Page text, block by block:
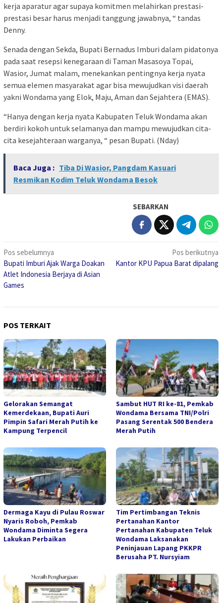
kerja aparatur agar supaya komitmen melahirkan prestasi-
prestasi besar harus menjadi tanggung jawabnya, “ tandas
Denny.
Senada dengan Sekda, Bupati Bernadus Imburi dalam pidatonya
pada saat resepsi kenegaraan di Taman Masasoya Topai,
Wasior, Jumat malam, menekankan pentingnya kerja nyata
semua elemen masyarakat agar bisa mewujudkan visi daerah
yakni Wondama yang Elok, Maju, Aman dan Sejahtera (EMAS).
“Hanya dengan kerja nyata Kabupaten Teluk Wondama akan
berdiri kokoh untuk selamanya dan mampu mewujudkan cita-
cita kesejahteraan warganya, “ pesan Bupati. (Nday)
Baca Juga : Tiba Di Wasior, Pangdam Kasuari
Resmikan Kodim Teluk Wondama Besok
SEBARKAN
Navigasi
pos
Pos sebelumnya
Bupati Imburi Ajak Warga Doakan
Atlet Indonesia Berjaya di Asian
Games
Pos berikutnya
Kantor KPU Papua Barat dipalang
POS TERKAIT
Gelorakan Semangat
Kemerdekaan, Bupati Auri
Pimpin Safari Merah Putih ke
Kampung Terpencil
Sambut HUT RI ke-81, Pemkab
Wondama Bersama TNI/Polri
Pasang Serentak 500 Bendera
Merah Putih
Dermaga Kayu di Pulau Roswar
Nyaris Roboh, Pemkab
Wondama Diminta Segera
Lakukan Perbaikan
Tim Pertimbangan Teknis
Pertanahan Kantor
Pertanahan Kabupaten Teluk
Wondama Laksanakan
Peninjauan Lapang PKKPR
Berusaha PT. Nursyiam